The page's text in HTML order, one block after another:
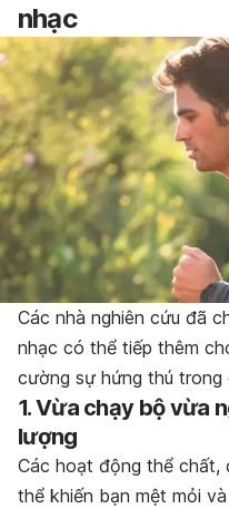
nhạc
Các nhà nghiên cứu đã
nhạc có thể tiếp thêm
cường sự hứng thú trong
1. Vừa chạy bộ vừa
lượng
Các hoạt động thể chất,
thể khiến bạn mệt mỏi